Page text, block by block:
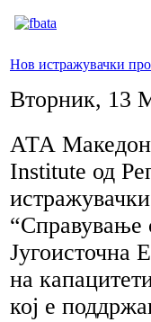
Нов истражувачки
Вторник, 13
АТА
Institute од
“Справување
Југоисточна
на
кој е